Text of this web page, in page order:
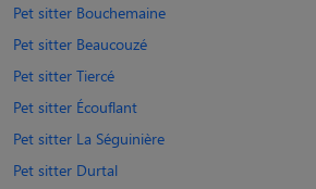
Pet sitter Bouchemaine
Pet sitter Beaucouzé
Pet sitter Tiercé
Pet sitter Écouflant
Pet sitter La Séguinière
Pet sitter Durtal